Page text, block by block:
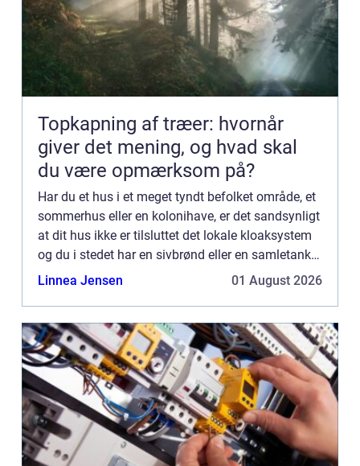
Topkapning af træer: hvornår
giver det mening, og hvad skal
du være opmærksom på?
Har du et hus i et meget tyndt befolket område, et
sommerhus eller en kolonihave, er det sandsynligt
at dit hus ikke er tilsluttet det lokale kloaksystem
og du i stedet har en sivbrønd eller en samletank.
For de fleste er det en selvf&os...
Linnea Jensen 01 August 2026